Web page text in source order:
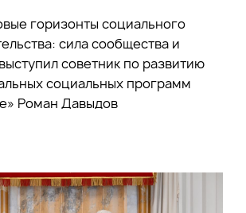
горизонты социального
сила сообщества и
советник по развитию
социальных программ
Роман Давыдов